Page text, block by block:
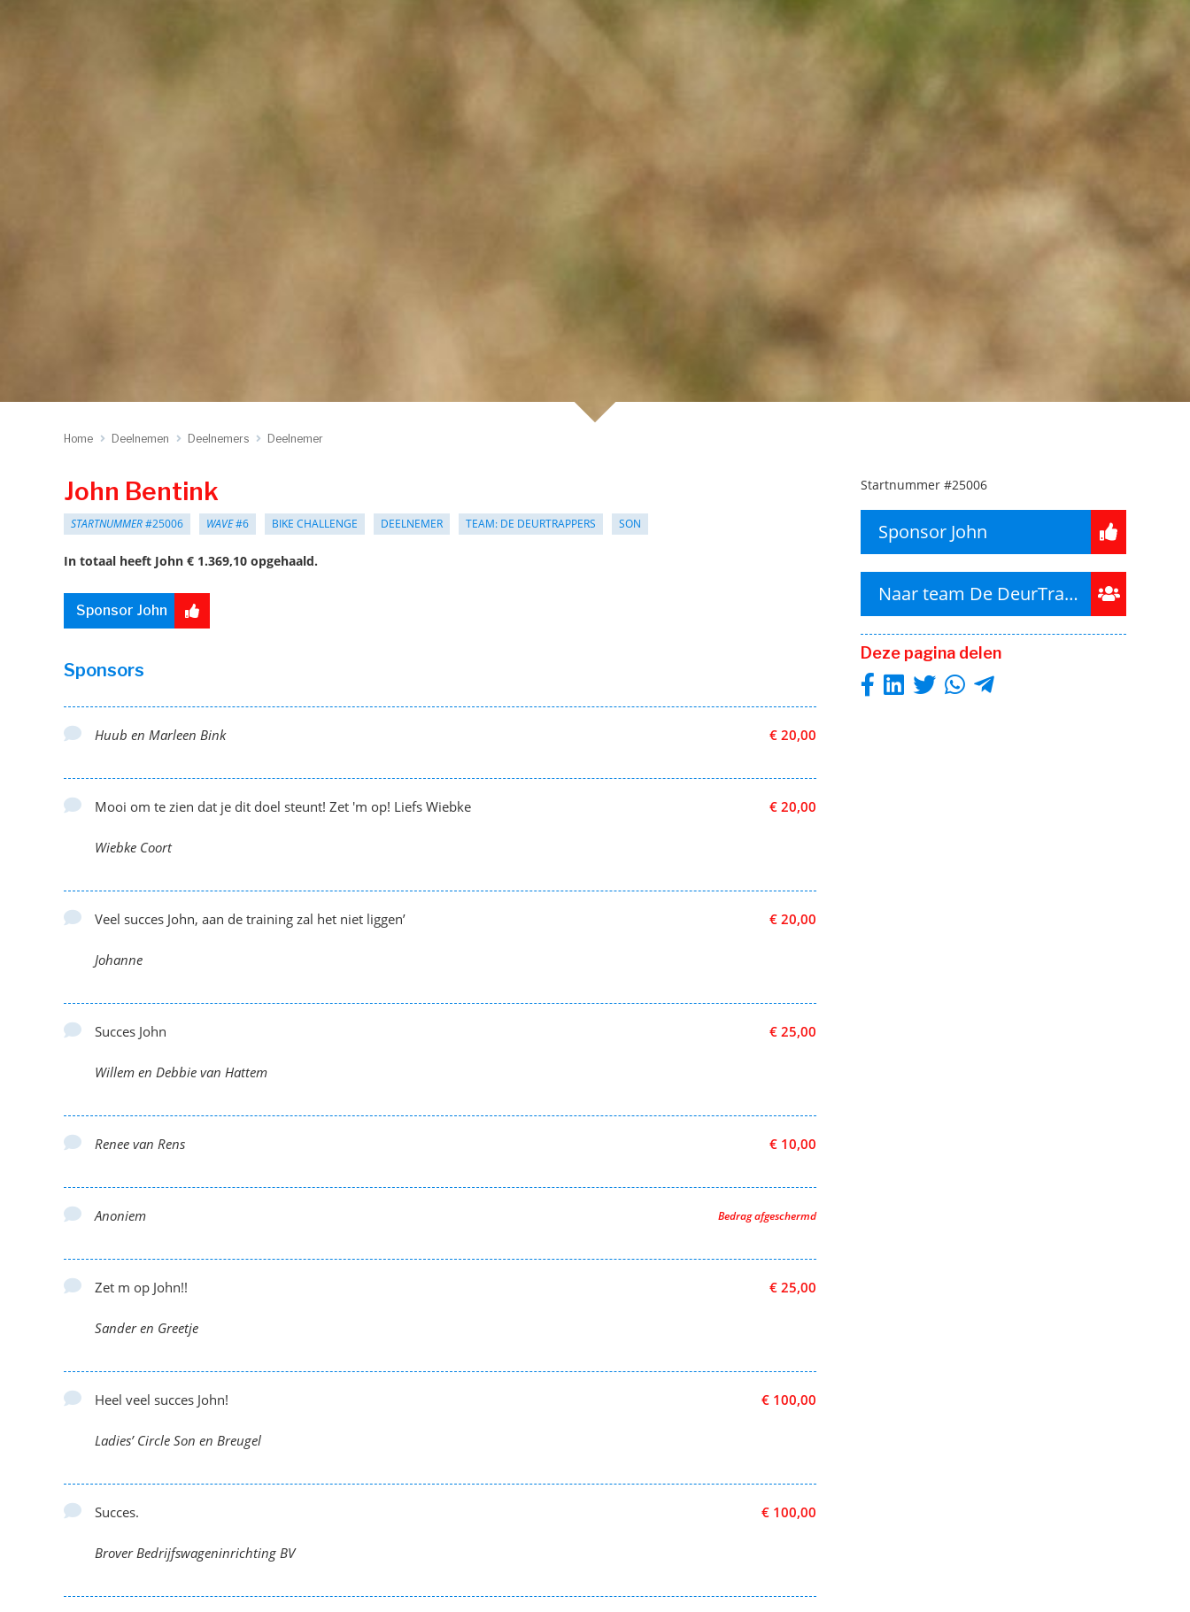
Home Deelnemen Deelnemers Deelnemer
John Bentink
STARTNUMMER#25006 WAVE#6 BIKE CHALLENGE DEELNEMER TEAM: DE DEURTRAPPERS SON
In totaal heeft John € 1.369,10 opgehaald.
Sponsor John
Startnummer #25006
Sponsor John
Naar team De DeurTrappers
Deze pagina delen
Sponsors
€ 20,00
Huub en Marleen Bink
€ 20,00
Mooi om te zien dat je dit doel steunt! Zet 'm op! Liefs Wiebke
Wiebke Coort
€ 20,00
Veel succes John, aan de training zal het niet liggen’
Johanne
€ 25,00
Succes John
Willem en Debbie van Hattem
€ 10,00
Renee van Rens
Bedrag afgeschermd
Anoniem
€ 25,00
Zet m op John!!
Sander en Greetje
€ 100,00
Heel veel succes John!
Ladies’ Circle Son en Breugel
€ 100,00
Succes.
Brover Bedrijfswageninrichting BV